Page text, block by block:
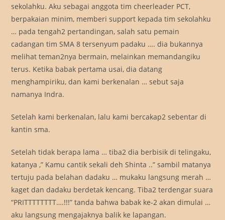
sekolahku. Aku sebagai anggota tim cheerleader PCT,
berpakaian minim, memberi support kepada tim sekolahku
… pada tengah2 pertandingan, salah satu pemain
cadangan tim SMA 8 tersenyum padaku …. dia bukannya
melihat teman2nya bermain, melainkan memandangiku
terus. Ketika babak pertama usai, dia datang
menghampiriku, dan kami berkenalan … sebut saja
namanya Indra.
Setelah kami berkenalan, lalu kami bercakap2 sebentar di
kantin sma.
Setelah tidak berapa lama … tiba2 dia berbisik di telingaku,
katanya ,” Kamu cantik sekali deh Shinta ..” sambil matanya
tertuju pada belahan dadaku … mukaku langsung merah …
kaget dan dadaku berdetak kencang. Tiba2 terdengar suara
“PRITTTTTTTT….!!!” tanda bahwa babak ke-2 akan dimulai …
aku langsung mengajaknya balik ke lapangan.